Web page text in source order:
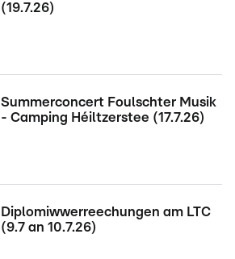
(19.7.26)
Summerconcert Foulschter Musik
- Camping Héiltzerstee (17.7.26)
Diplomiwwerreechungen am LTC
(9.7 an 10.7.26)